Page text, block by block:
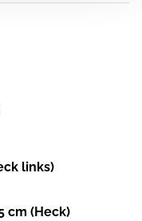
links)
cm (Heck)